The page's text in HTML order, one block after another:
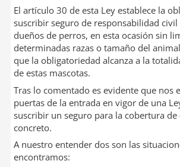
El artículo 30 de esta Ley establece la
suscribir seguro de responsabilidad
dueños de perros, en esta ocasión sin
determinadas razas o tamaño del
que la obligatoriedad alcanza a la
de estas mascotas.
Tras lo comentado es evidente que nos
puertas de la entrada en vigor de una
suscribir un seguro para la cobertura de
concreto.
A nuestro entender dos son las
encontramos: